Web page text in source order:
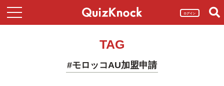
ログイン
TAG
#モロッコAU加盟申請